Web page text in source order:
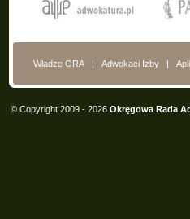
Władze ORA | Adwokaci Izby |
© Copyright 2009 - 2026 Okręgowa Rada